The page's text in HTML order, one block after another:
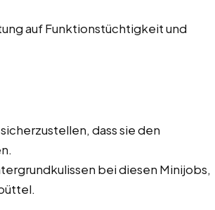
auf Funktionstüchtigkeit und
dass sie den
bei diesen Minijobs,